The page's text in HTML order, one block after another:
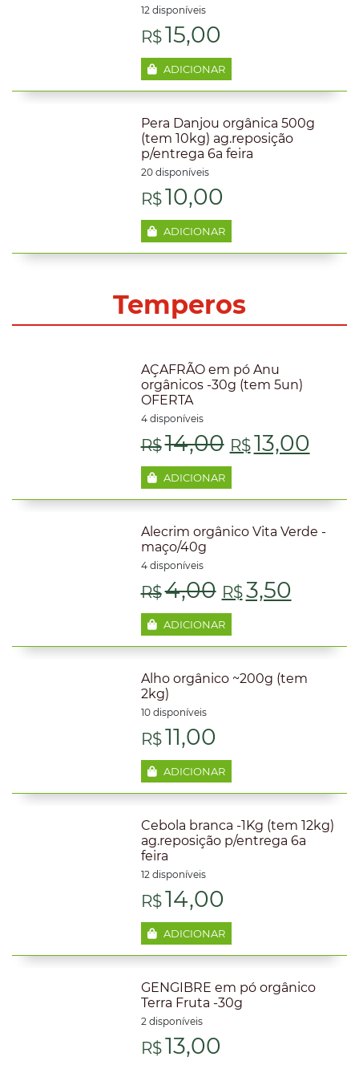
12 disponíveis
R$15,00
ADICIONAR
Pera Danjou orgânica 500g
(tem 10kg) ag.reposição
p/entrega 6a feira
20 disponíveis
R$10,00
ADICIONAR
Temperos
AÇAFRÃO em pó Anu
orgânicos -30g (tem 5un)
OFERTA
4 disponíveis
R$14,00 O
original
era:
R$14,00.
R$13,00
é:
ADICIONAR
Alecrim orgânico Vita Verde -
maço/40g
4 disponíveis
R$4,00 O
preço
original
era:
R$3,50
atual
é:
ADICIONAR
Alho orgânico ~200g (tem
2kg)
10 disponíveis
R$11,00
ADICIONAR
Cebola branca -1Kg (tem 12kg)
ag.reposição p/entrega 6a
feira
12 disponíveis
R$14,00
ADICIONAR
GENGIBRE em pó orgânico
Terra Fruta -30g
2 disponíveis
R$13,00